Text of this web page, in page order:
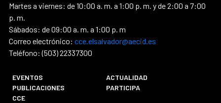
Martes a viernes: de 10:00 a. m. a 1:00 p. m. y de 2:00 a 7:00
p. m.
Sábados: de 09:00 a. m. a 1:00 p. m
Correo electrónico: cce.elsalvador@aecid.es
Teléfono: (503) 22337300
EVENTOS
ACTUALIDAD
PUBLICACIONES
PARTICIPA
CCE